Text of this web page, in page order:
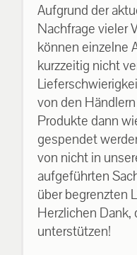
Aufgrund der
Nachfrage vieler
können einzelne
kurzzeitig nicht
von den
Produkte dann
gespendet
von nicht in
aufgeführten
über begrenzten
Herzlichen Dank,
unterstützen!